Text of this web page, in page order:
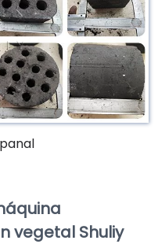
vegetal Shuliy